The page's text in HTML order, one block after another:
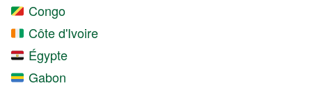
Congo
Côte d'Ivoire
Égypte
Gabon